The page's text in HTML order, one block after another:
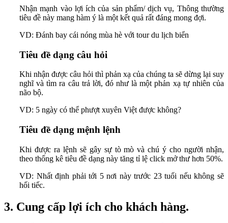
Nhận mạnh vào lợi ích của sản phẩm/ dịch vụ, Thông thường
tiêu đề này mang hàm ý là một kết quả rất đáng mong đợi.
VD: Đánh bay cái nóng mùa hè với tour du lịch biển
Tiêu đề dạng câu hỏi
Khi nhận được câu hỏi thì phản xạ của chúng ta sẽ dừng lại suy
nghĩ và tìm ra câu trả lời, đó như là một phản xạ tự nhiên của
não bộ.
VD: 5 ngày có thể phượt xuyên Việt được không?
Tiêu đề dạng mệnh lệnh
Khi được ra lệnh sẽ gây sự tò mò và chú ý cho người nhận,
theo thống kê tiêu đề dạng này tăng tỉ lệ click mở thư hơn 50%.
VD: Nhất định phải tới 5 nơi này trước 23 tuối nếu không sẽ
hối tiếc.
3. Cung cấp lợi ích cho khách hàng.